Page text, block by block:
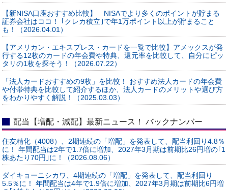
【新NISA口座おすすめ比較】 NISAでより多くのポイントが貯まる
証券会社はココ！ ｢クレカ積立｣で年1万ポイント以上が貯まること
も！（2026.04.01）
【アメリカン・エキスプレス・カードを一覧で比較】アメックスが発
行する12枚のカードの年会費や特典、還元率を比較して、自分にピッ
タリの1枚を探そう！（2026.07.22）
「法人カードおすすめの9枚」を比較！ おすすめ法人カードの年会費
や付帯特典を比較して紹介するほか、法人カードのメリットや選び方
をわかりやすく解説！（2025.03.03）
配当【増配・減配】最新ニュース！ バックナンバー
住友精化（4008）、2期連続の「増配」を発表して、配当利回り4.8％
に！ 年間配当は2年で1.7倍に増加、2027年3月期は前期比26円増の｢1
株あたり70円｣に！（2026.08.06）
ダイキョーニシカワ、4期連続の「増配」を発表して、配当利回り
5.5％に！ 年間配当は4年で1.9倍に増加、2027年3月期は前期比6円増